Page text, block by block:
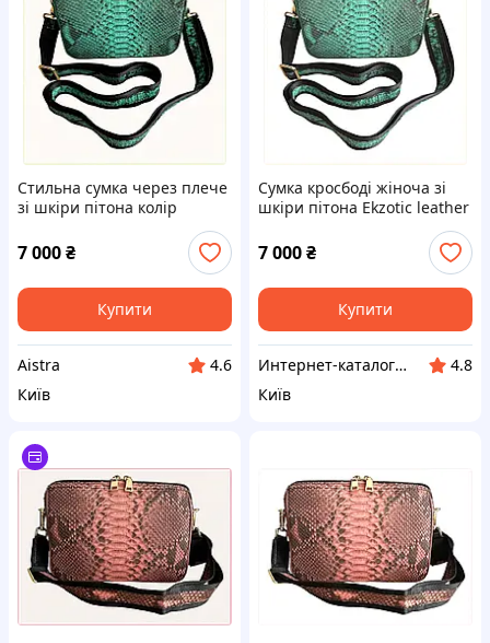
Стильна сумка через плече
зі шкіри пітона колір
7 000₴
Купити
Aistra
4.6
Київ
Сумка кросбоді жіноча зі
шкіри пітона Ekzotic leather
22,5x15,5x7,5 см Зелений
(snc04) P8724151P
7 000₴
Купити
Интернет-ка​талог ски​д​​ок "ХО-РО-ШО!"
4.8
Київ